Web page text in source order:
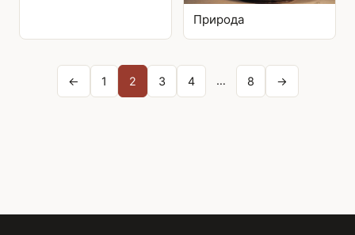
Природа
Posts
pagination
← 1 2 3 4 … 8 →